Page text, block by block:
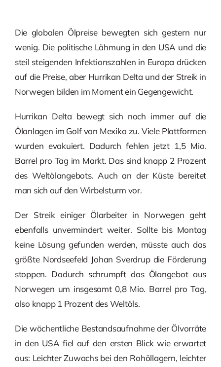
Die globalen Ölpreise bewegten sich gestern nur
wenig. Die politische Lähmung in den USA und die
steil steigenden Infektionszahlen in Europa drücken
auf die Preise, aber Hurrikan Delta und der Streik in
Norwegen bilden im Moment ein Gegengewicht.
Hurrikan Delta bewegt sich noch immer auf die
Ölanlagen im Golf von Mexiko zu. Viele Plattformen
wurden evakuiert. Dadurch fehlen jetzt 1,5 Mio.
Barrel pro Tag im Markt. Das sind knapp 2 Prozent
des Weltölangebots. Auch an der Küste bereitet
man sich auf den Wirbelsturm vor.
Der Streik einiger Ölarbeiter in Norwegen geht
ebenfalls unvermindert weiter. Sollte bis Montag
keine Lösung gefunden werden, müsste auch das
größte Nordseefeld Johan Sverdrup die Förderung
stoppen. Dadurch schrumpft das Ölangebot aus
Norwegen um insgesamt 0,8 Mio. Barrel pro Tag,
also knapp 1 Prozent des Weltöls.
Die wöchentliche Bestandsaufnahme der Ölvorräte
in den USA fiel auf den ersten Blick wie erwartet
aus: Leichter Zuwachs bei den Rohöllagern, leichter